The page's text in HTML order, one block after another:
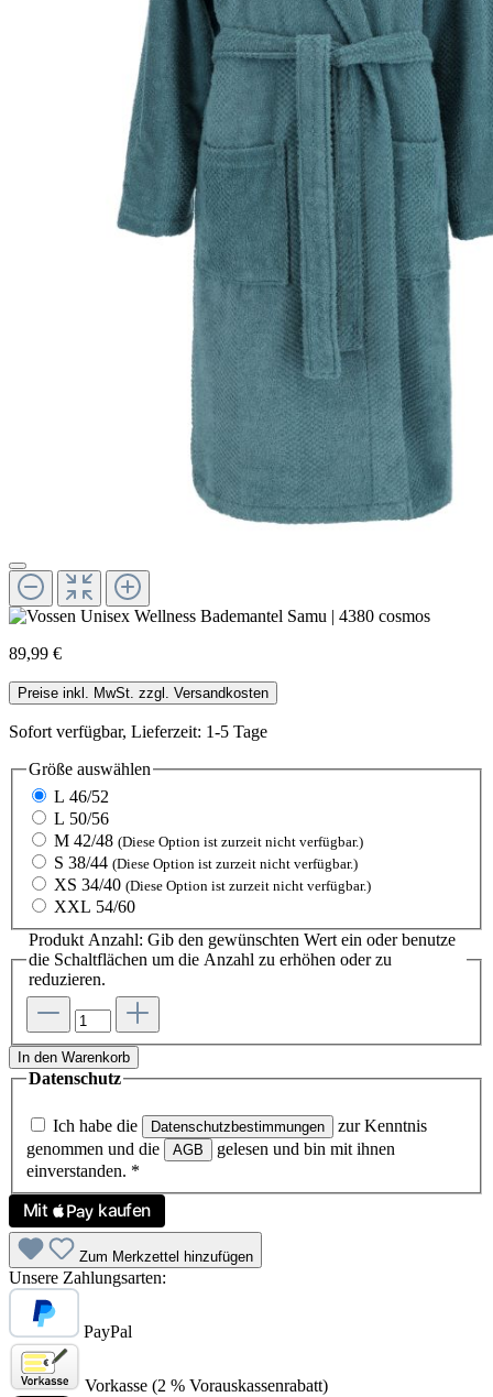
89,99 €
Preise inkl. MwSt. zzgl. Versandkosten
Sofort verfügbar, Lieferzeit: 1-5 Tage
Größe auswählen
L 46/52
L 50/56
M 42/48 (Diese Option ist zurzeit nicht verfügbar.)
S 38/44 (Diese Option ist zurzeit nicht verfügbar.)
XS 34/40 (Diese Option ist zurzeit nicht verfügbar.)
XXL 54/60
Produkt Anzahl: Gib den gewünschten Wert ein oder benutze
die Schaltflächen um die Anzahl zu erhöhen oder zu
reduzieren.
In den Warenkorb
Datenschutz
Ich habe die Datenschutzbestimmungen
zur Kenntnis
genommen und die
AGB
gelesen und bin mit ihnen
einverstanden. *
Zum Merkzettel hinzufügen
Unsere Zahlungsarten:
PayPal
Vorkasse (2 % Vorauskassenrabatt)